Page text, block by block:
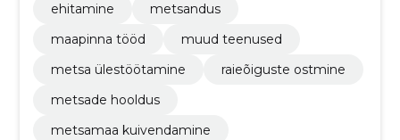
ehitamine
metsandus
maapinna tööd
muud teenused
metsa ülestöötamine
raieõiguste ostmine
metsade hooldus
metsamaa kuivendamine